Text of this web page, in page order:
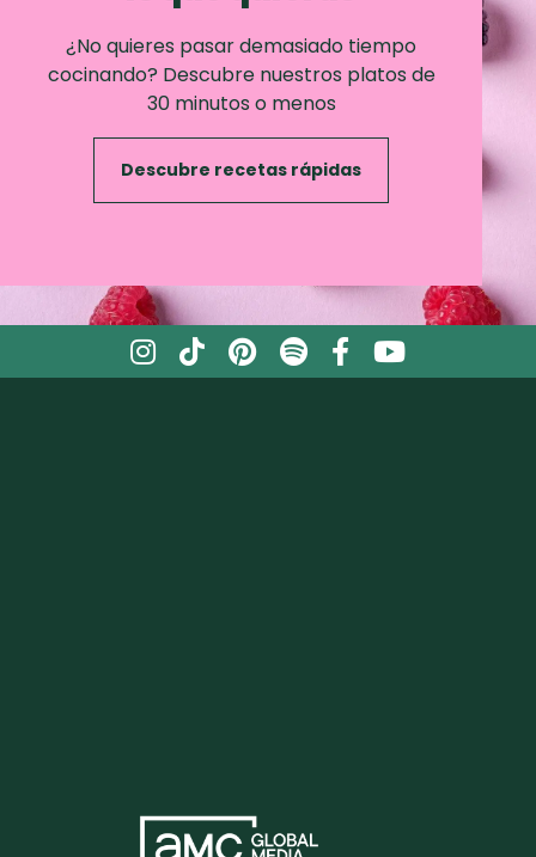
¿No quieres pasar demasiado tiempo
cocinando? Descubre nuestros platos de
30 minutos o menos
Descubre recetas rápidas